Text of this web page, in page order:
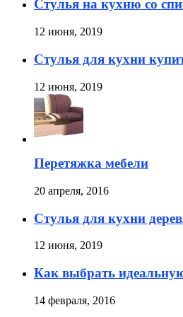
Стулья на кухню со
12 июня, 2019
Стулья для кухни
12 июня, 2019
Перетяжка мебели
20 апреля, 2016
Стулья для кухни
12 июня, 2019
Как выбрать
14 февраля, 2016